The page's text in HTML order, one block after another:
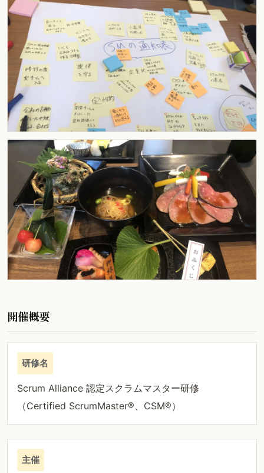
開催概要
研修名
Scrum Alliance 認定スクラムマスター研修
（Certified ScrumMaster®、CSM®）
主催